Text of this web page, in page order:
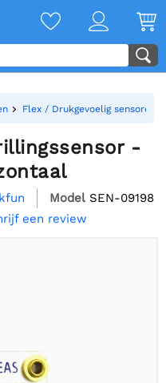
Flex / Drukgevoelig sensoren
-
Model SEN-09198
een review